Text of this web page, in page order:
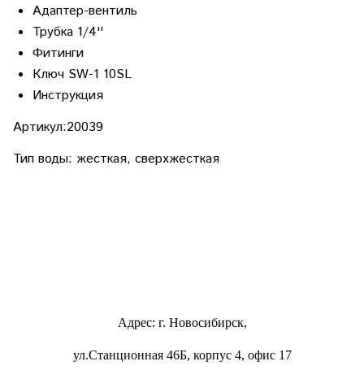
Адаптер-вентиль
Трубка 1/4''
Фитинги
Ключ SW-1 10SL
Инструкция
Артикул:20039
Тип воды: жесткая, сверхжесткая
Адрес: г. Новосибирск,
ул.Станционная 46Б, корпус 4, офис 17